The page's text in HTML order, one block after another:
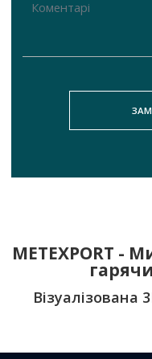
METEXPORT -
Візуалізована